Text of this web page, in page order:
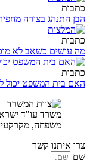
כתבות
הבן התנהג בצורה
כתבות
מה עושים כשאב לא
כתבות
האם בית המשפט יכול
משרד עו"ד
משפחה,
צרו איתנו קשר
שם